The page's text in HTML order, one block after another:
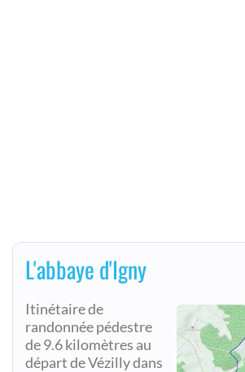
L'abbaye d'Igny
Itinétaire de
randonnée pédestre
de 9.6 kilomètres au
départ de Vézilly dans